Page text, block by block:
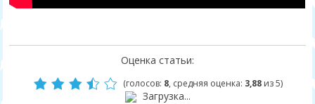
Оценка статьи:
(голосов: 8, средняя оценка: 3,88из 5)
Загрузка...